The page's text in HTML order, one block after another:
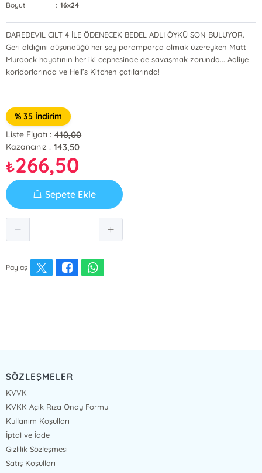
Boyut
: 16x24
DAREDEVIL CILT 4 İLE ÖDENECEK BEDEL ADLI ÖYKÜ SON BULUYOR.
Geri aldığını düşündüğü her şey paramparça olmak üzereyken Matt
Murdock hayatının her iki cephesinde de savaşmak zorunda... Adliye
koridorlarında ve Hell’s Kitchen çatılarında!
% 35 İndirim
Liste Fiyatı : 410,00
Kazancınız : 143,50
₺266,50
Sepete Ekle
Paylaş
SÖZLEŞMELER
KVVK
KVKK Açık Rıza Onay Formu
Kullanım Koşulları
İptal ve İade
Gizlilik Sözleşmesi
Satış Koşulları